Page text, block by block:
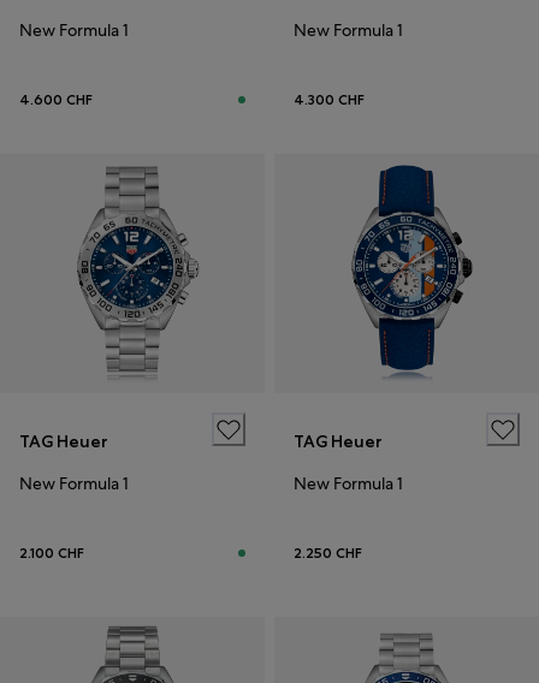
New Formula 1
4.600 CHF
New Formula 1
4.300 CHF
TAG Heuer
New Formula 1
2.100 CHF
TAG Heuer
New Formula 1
2.250 CHF